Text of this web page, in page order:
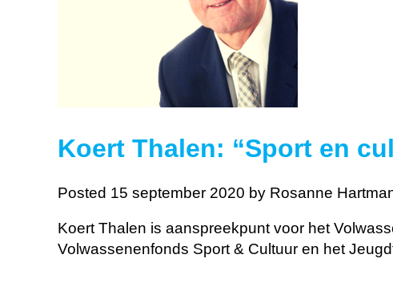
Koert Thalen: “Sport en
Posted 15 september 2020 by Rosanne
Koert Thalen is aanspreekpunt voor het
Volwassenenfonds Sport & Cultuur en het